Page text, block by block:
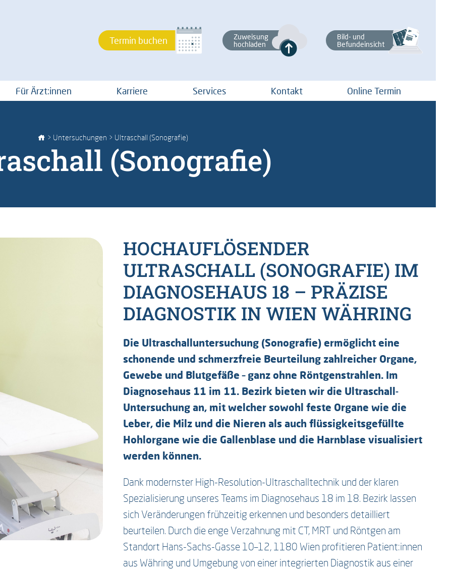
Termin buchen
Bild- und
Befundeinsicht
Zuweisung
hochladen
Für Ärzt:innen Karriere Services Kontakt Online Termin
> Untersuchungen > Ultraschall (Sonografie)
(Sonografie)
HOCHAUFLÖSENDER
ULTRASCHALL (SONOGRAFIE) IM
DIAGNOSEHAUS 18 – PRÄZISE
DIAGNOSTIK IN WIEN WÄHRING
Die Ultraschalluntersuchung (Sonografie) ermöglicht eine
schonende und schmerzfreie Beurteilung zahlreicher Organe,
Gewebe und Blutgefäße – ganz ohne Röntgenstrahlen. Im
Diagnosehaus 11 im 11. Bezirk bieten wir die Ultraschall-
Untersuchung an, mit welcher sowohl feste Organe wie die
Leber, die Milz und die Nieren als auch flüssigkeitsgefüllte
Hohlorgane wie die Gallenblase und die Harnblase visualisiert
werden können.
Dank modernster High-Resolution-Ultraschalltechnik und der klaren
Spezialisierung unseres Teams im Diagnosehaus 18 im 18. Bezirk lassen
sich Veränderungen frühzeitig erkennen und besonders detailliert
beurteilen. Durch die enge Verzahnung mit CT, MRT und Röntgen am
Standort Hans-Sachs-Gasse 10–12, 1180 Wien profitieren Patient:innen
aus Währing und Umgebung von einer integrierten Diagnostik aus einer